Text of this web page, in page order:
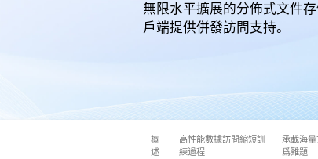
無限水平擴展的分佈式文件
戶端提供併發訪問支持。
概
述
高性能數據訪問縮短訓
練過程
承載海
爲難題